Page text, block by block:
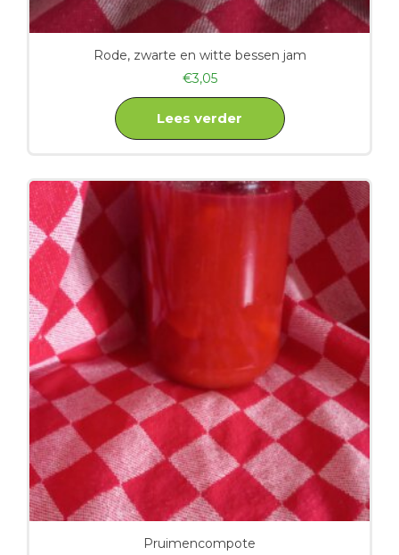
Rode, zwarte en witte bessen jam
€3,05
Lees verder
Pruimencompote